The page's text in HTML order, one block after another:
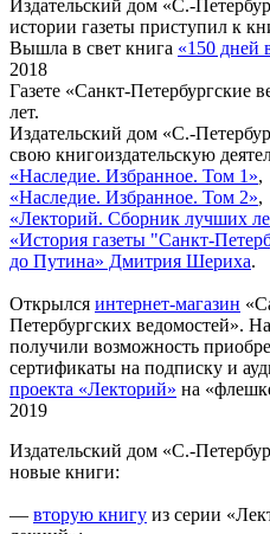
Издательский дом «С.-
истории газеты приступил к
Вышла в свет книга «150 дней
2018
Газете «Санкт-Петербургские
лет.
Издательский дом «С.-
свою книгоиздательскую
«Наследие. Избранное. Том 1»,
«Наследие. Избранное. Том 2»,
«Лекторий. Сборник лучших
«История газеты "Санкт-
до Путина» Дмитрия Шериха.
Открылся интернет-магазин
Петербургских ведомостей».
получили возможность
сертификаты на подписку и
проекта «Лекторий» на
2019
Издательский дом «С.-
новые книги:
— вторую книгу из серии